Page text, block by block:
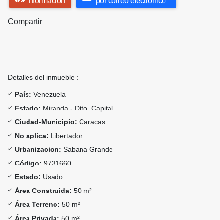
Compartir
Detalles del inmueble :
País: Venezuela
Estado: Miranda - Dtto. Capital
Ciudad-Municipio: Caracas
No aplica: Libertador
Urbanizacion: Sabana Grande
Código: 9731660
Estado: Usado
Área Construida: 50 m²
Área Terreno: 50 m²
Área Privada: 50 m²